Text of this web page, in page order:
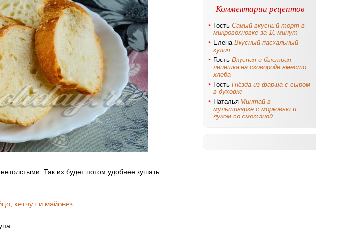
Так их будет потом удобнее кушать.
Комментарии рецептов
Гость Самый вкусный торт в
микроволновке за 10 минут
Елена Вкусный пасхальный
кулич
Гость Вкусная и быстрая
лепешка на сковороде вместо
хлеба
Гость Гнёзда из фарша с сыром
в духовке
Наталья Минтай в
мультиварке с морковью и
луком со сметаной